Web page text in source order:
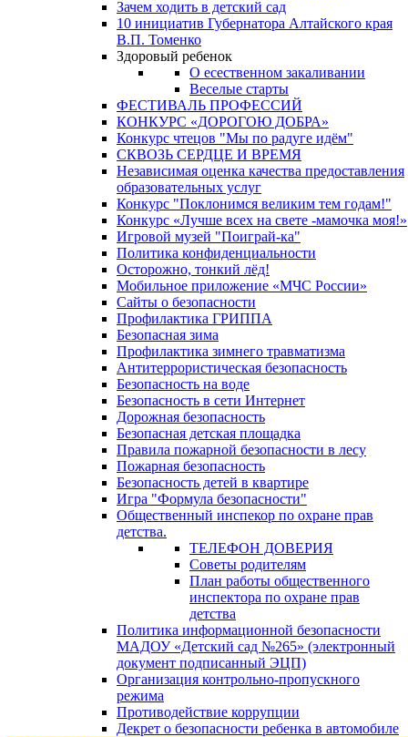
Зачем ходить в детский сад
10 инициатив Губернатора Алтайского края
В.П. Томенко
Здоровый ребенок
О есественном закаливании
Веселые старты
ФЕСТИВАЛЬ ПРОФЕССИЙ
КОНКУРС «ДОРОГОЮ ДОБРА»
Конкурс чтецов "Мы по радуге идём"
СКВОЗЬ СЕРДЦЕ И ВРЕМЯ
Независимая оценка качества предоставления
образовательных услуг
Конкурс "Поклонимся великим тем годам!"
Конкурс «Лучше всех на свете -мамочка моя!»
Игровой музей "Поиграй-ка"
Политика конфиденциальности
Осторожно, тонкий лёд!
Мобильное приложение «МЧС России»
Сайты о безопасности
Профилактика ГРИППА
Безопасная зима
Профилактика зимнего травматизма
Антитеррористическая безопасность
Безопасность на воде
Безопасность в сети Интернет
Дорожная безопасность
Безопасная детская площадка
Правила пожарной безопасности в лесу
Пожарная безопасность
Безопасность детей в квартире
Игра "Формула безопасности"
Общественный инспекор по охране прав
детства.
ТЕЛЕФОН ДОВЕРИЯ
Советы родителям
План работы общественного
инспектора по охране прав
детства
Политика информационной безопасности
МАДОУ «Детский сад №265» (электронный
документ подписанный ЭЦП)
Организация контрольно-пропускного
режима
Противодействие коррупции
Декрет о безопасности ребенка в автомобиле